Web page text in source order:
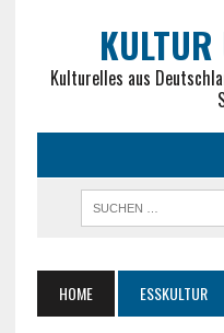
Kulturelles aus
HOME ESSKULTUR